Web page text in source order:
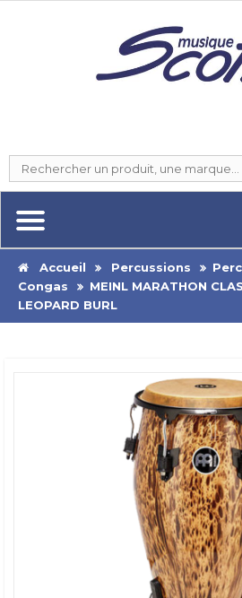
Accueil Percussions
Congas
MEINL MARATHON
LEOPARD BURL